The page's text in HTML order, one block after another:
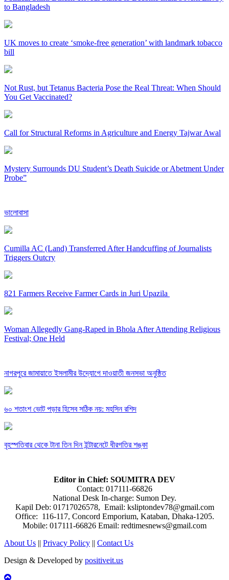
to Bangladesh
UK moves to create ‘smoke-free generation’ with landmark tobacco
bill
Not Rust, but Tetanus Bacteria Pose the Real Threat: When Should
You Get Vaccinated?
Call for Structural Reforms in Agriculture and Energy Tajwar Awal
Mystery Surrounds DU Student’s Death Suicide or Abetment Under
Probe”
ভালোবাসা
Cumilla AC (Land) Transferred After Handcuffing of Journalists
Triggers Outcry
821 Farmers Receive Farmer Cards in Juri Upazila
Woman Allegedly Gang-Raped in Bhola After Attending Religious
Festival; One Held
নাগরপুরে জামায়াতে ইসলামীর উদ্যোগে দাওয়াতী জনসভা অনুষ্ঠিত
৬০ শতাংশ ভোট পড়ার হিসেব সঠিক নয়: মহসিন রশিদ
বৃহস্পতিবার থেকে টানা তিন দিন ইন্টারনেটে ধীরগতির শঙ্কা
Editor in Chief: SOUMITRA DEV
Contact: 017111-66826
National Desk In-charge: Sumon Dey.
Kapil Deb: 01717026578, Email: ksliptondev78@gmail.com
Office: 116-117, Concord Emporium, Kataban, Dhaka-1205.
Mobile: 017111-66826 Email: redtimesnews@gmail.com
About Us || Privacy Policy || Contact Us
Design & Developed by positiveit.us